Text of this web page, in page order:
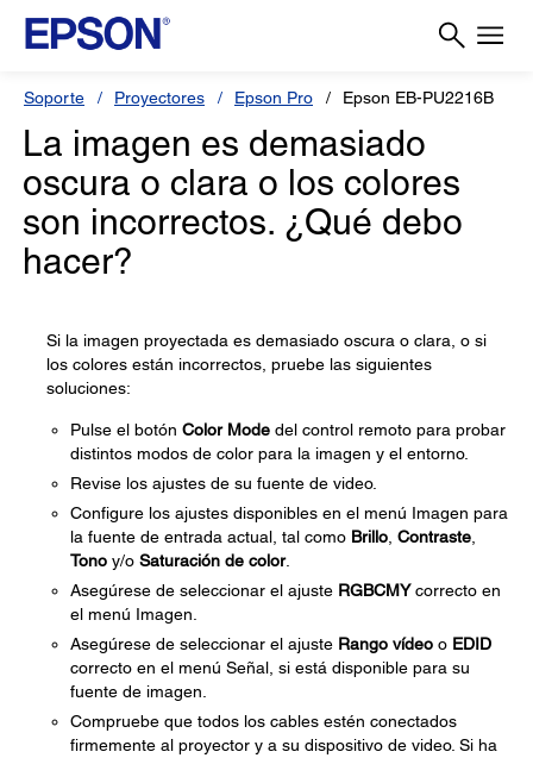
Soporte Proyectores Epson Pro Epson EB-PU2216B
La imagen es demasiado
oscura o clara o los colores
son incorrectos. ¿Qué debo
hacer?
Si la imagen proyectada es demasiado oscura o clara, o si
los colores están incorrectos, pruebe las siguientes
soluciones:
Pulse el botón Color Mode del control remoto para probar
distintos modos de color para la imagen y el entorno.
Revise los ajustes de su fuente de video.
Configure los ajustes disponibles en el menú Imagen para
la fuente de entrada actual, tal como Brillo Contraste
Tono y/o Saturación de color.
Asegúrese de seleccionar el ajuste RGBCMYcorrecto en
el menú Imagen.
Asegúrese de seleccionar el ajuste Rango vídeo o EDID
correcto en el menú Señal, si está disponible para su
fuente de imagen.
Compruebe que todos los cables estén conectados
firmemente al proyector y a su dispositivo de video. Si ha